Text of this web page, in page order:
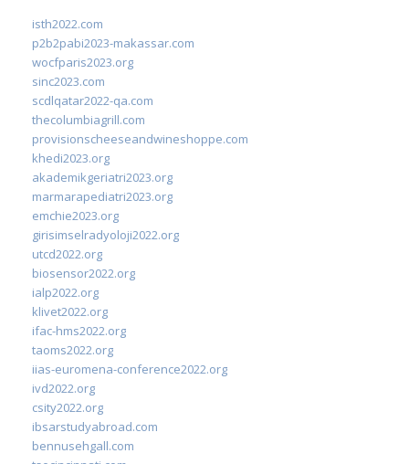
isth2022.com
p2b2pabi2023-makassar.com
wocfparis2023.org
sinc2023.com
scdlqatar2022-qa.com
thecolumbiagrill.com
provisionscheeseandwineshoppe.com
khedi2023.org
akademikgeriatri2023.org
marmarapediatri2023.org
emchie2023.org
girisimselradyoloji2022.org
utcd2022.org
biosensor2022.org
ialp2022.org
klivet2022.org
ifac-hms2022.org
taoms2022.org
iias-euromena-conference2022.org
ivd2022.org
csity2022.org
ibsarstudyabroad.com
bennusehgall.com